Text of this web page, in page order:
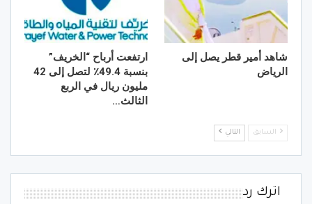
شاهد أمير قطر يصل إلى
الرياض
ارتفعت أرباح “الخريف”
بنسبة 49.4٪ لتصل إلى 42
مليون ريال في الربع
الثالث…
السابق التالي
اترك رد